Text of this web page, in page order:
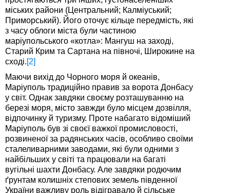
міських райони (Центральний; Калміуський;
Приморський). Його оточує кільце передмість, які
з часу облоги міста були частиною
маріупольського «котла»: Мангуш на заході,
Старий Крим та Сартана на півночі, Широкине на
сході.[2]
Маючи вихід до Чорного моря й океанів,
Маріуполь традиційно правив за ворота Донбасу
у світ. Однак завдяки своєму розташуванню на
березі моря, місто завжди було місцем дозвілля,
відпочинку й туризму. Проте набагато відоміший
Маріуполь був зі своєї важкої промисловості,
розвиненої за радянських часів, особливо своїми
сталеливарними заводами, які були одними з
найбільших у світі та працювали на багаті
вугільні шахти Донбасу. Але завдяки родючим
ґрунтам колишніх степових земель південної
України важливу роль відігравало й сільське